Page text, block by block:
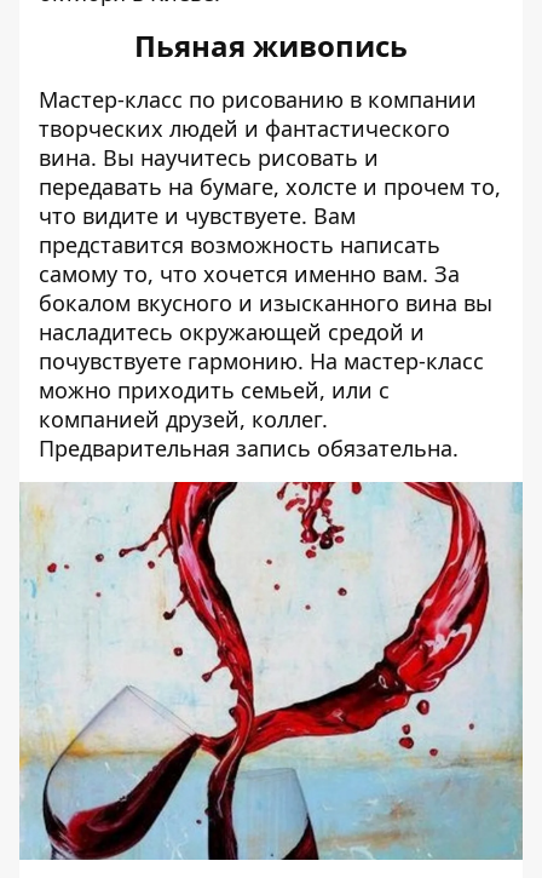
Пьяная живопись
Мастер-класс по рисованию в компании
творческих людей и фантастического
вина. Вы научитесь рисовать и
передавать на бумаге, холсте и прочем то,
что видите и чувствуете. Вам
представится возможность написать
самому то, что хочется именно вам. За
бокалом вкусного и изысканного вина вы
насладитесь окружающей средой и
почувствуете гармонию. На мастер-класс
можно приходить семьей, или с
компанией друзей, коллег.
Предварительная запись обязательна.